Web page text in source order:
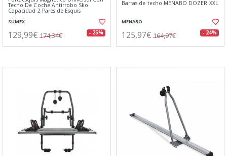
Techo De Coche Antirrobo Sko
Capacidad 2 Pares de Esquís
SUMEX
129,99€ 174,34€ - 25%
Barras de techo MENABO DOZER XXL
MENABO
125,97€ 164,97€ - 24%